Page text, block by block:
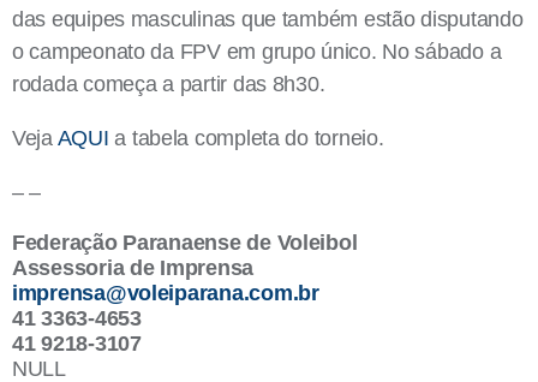
das equipes masculinas que também estão disputando
o campeonato da FPV em grupo único. No sábado a
rodada começa a partir das 8h30.
Veja AQUIa tabela completa do torneio.
– –
Federação Paranaense de Voleibol
Assessoria de Imprensa
imprensa@voleiparana.com.br
41 3363-4653
41 9218-3107
NULL